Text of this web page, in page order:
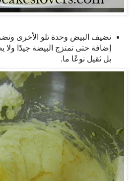
نضيف البيض وحدة تلو الأخرى
إضافة حتى تمتزج البيضة جيدًا ولا
بل ثقيل نوعًا ما.